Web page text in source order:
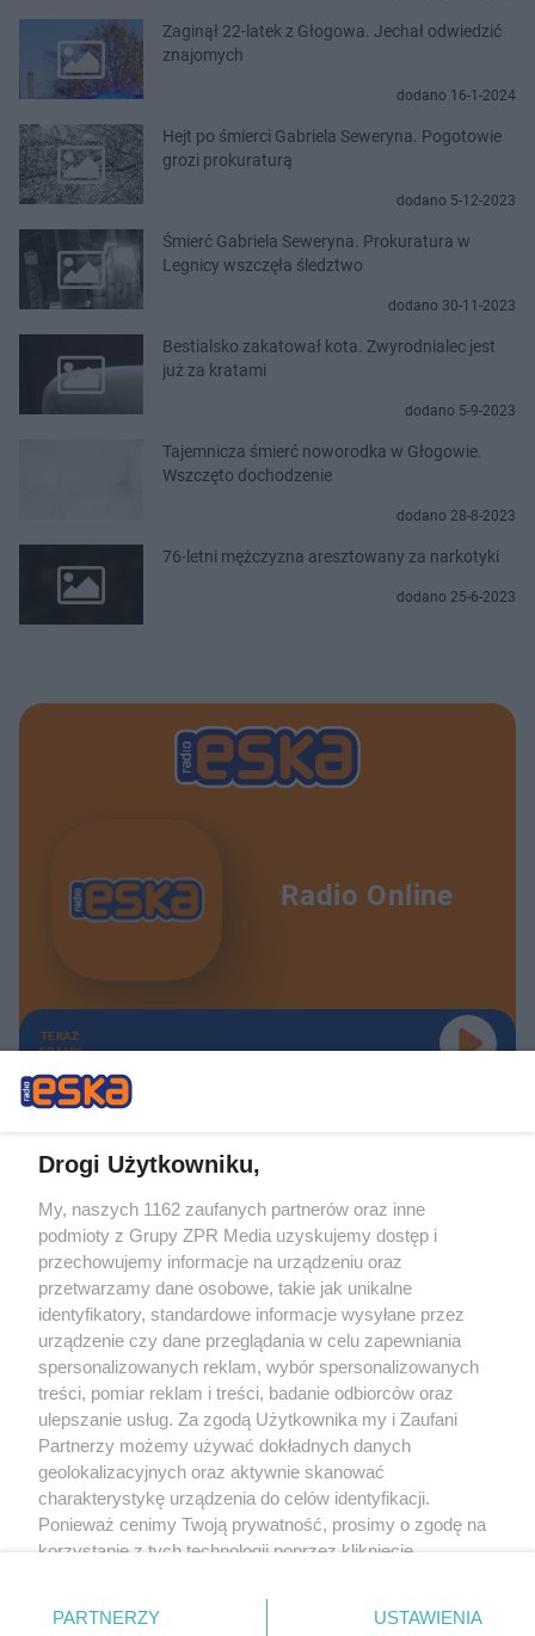
Zaginął 22-latek z Głogowa. Jechał odwiedzić
znajomych
dodano 16-1-2024
Hejt po śmierci Gabriela Seweryna. Pogotowie
grozi prokuraturą
dodano 5-12-2023
Śmierć Gabriela Seweryna. Prokuratura w
Legnicy wszczęła śledztwo
dodano 30-11-2023
Bestialsko zakatował kota. Zwyrodnialec jest
już za kratami
dodano 5-9-2023
Tajemnicza śmierć noworodka w Głogowie.
Wszczęto dochodzenie
dodano 28-8-2023
76-letni mężczyzna aresztowany za narkotyki
dodano 25-6-2023
Radio Online
TERAZ
GRAMY
Żaden utwór zamieszczony w serwisie nie może być powielany i
rozpowszechniany lub dalej rozpowszechniany w jakikolwiek sposób (w
tym także elektroniczny lub mechaniczny) na jakimkolwiek polu
eksploatacji w jakiejkolwiek formie, włącznie z umieszczaniem w Internecie
bez pisemnej zgody właściciela praw. Jakiekolwiek użycie lub
wykorzystanie utworów w całości lub w części z naruszeniem prawa, tzn.
bez właściwej zgody, jest zabronione pod groźbą kary i może być ścigane
prawnie.
O nas
Drogi Użytkowniku,
My, naszych 1162 zaufanych partnerów oraz inne
podmioty z Grupy ZPR Media uzyskujemy dostęp i
przechowujemy informacje na urządzeniu oraz
przetwarzamy dane osobowe, takie jak unikalne
identyfikatory, standardowe informacje wysyłane przez
urządzenie czy dane przeglądania w celu zapewniania
spersonalizowanych reklam, wybór spersonalizowanych
treści, pomiar reklam i treści, badanie odbiorców oraz
ulepszanie usług. Za zgodą Użytkownika my i Zaufani
Partnerzy możemy używać dokładnych danych
geolokalizacyjnych oraz aktywnie skanować
charakterystykę urządzenia do celów identyfikacji.
Ponieważ cenimy Twoją prywatność, prosimy o zgodę na
korzystanie z tych technologii poprzez kliknięcie
zmienić/wycofać klikając przycisk ustawień prywatności
PARTNERZY USTAWIENIA